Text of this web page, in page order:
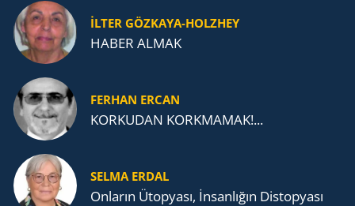
İLTER GÖZKAYA-HOLZHEY
HABER ALMAK
FERHAN ERCAN
KORKUDAN KORKMAMAK!...
SELMA ERDAL
Onların Ütopyası, İnsanlığın Distopyası